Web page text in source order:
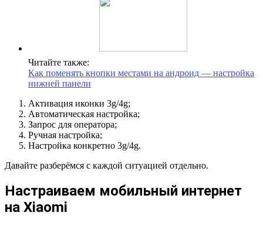
Читайте также:
Как поменять кнопки местами на андроид — настройка
нижней панели
Активация иконки 3g/4g;
Автоматическая настройка;
Запрос для оператора;
Ручная настройка;
Настройка конкретно 3g/4g.
Давайте разберёмся с каждой ситуацией отдельно.
Настраиваем мобильный интернет
на Xiaomi